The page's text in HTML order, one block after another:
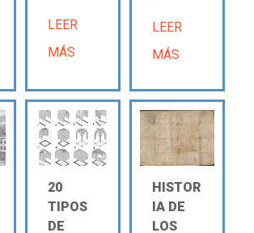
LEER
MÁS
LEER
MÁS
20
TIPOS
DE
HISTOR
IA DE
LOS